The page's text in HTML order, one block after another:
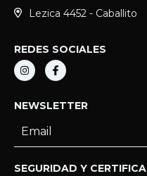
Lezica 4452 - Caballito
REDES SOCIALES
NEWSLETTER
SEGURIDAD Y